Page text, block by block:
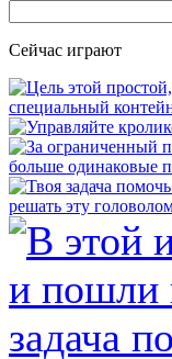
Сейчас играют